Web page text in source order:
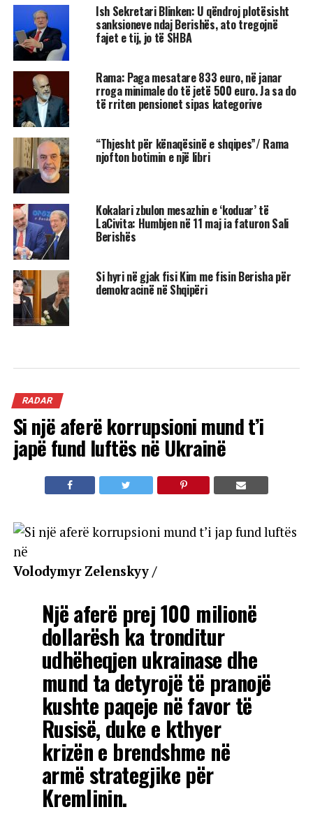
Ish Sekretari Blinken: U qëndroj plotësisht
sanksioneve ndaj Berishës, ato tregojnë
fajet e tij, jo të SHBA
Rama: Paga mesatare 833 euro, në janar
rroga minimale do të jetë 500 euro. Ja sa do
të rriten pensionet sipas kategorive
“Thjesht për kënaqësinë e shqipes”/ Rama
njofton botimin e një libri
Kokalari zbulon mesazhin e ‘koduar’ të
LaCivita: Humbjen në 11 maj ia faturon Sali
Berishës
Si hyri në gjak fisi Kim me fisin Berisha për
demokracinë në Shqipëri
RADAR
Si një aferë korrupsioni mund t’i
japë fund luftës në Ukrainë
Volodymyr Zelenskyy /
Një aferë prej 100 milionë
dollarësh ka tronditur
udhëheqjen ukrainase dhe
mund ta detyrojë të pranojë
kushte paqeje në favor të
Rusisë, duke e kthyer
krizën e brendshme në
armë strategjike për
Kremlinin.